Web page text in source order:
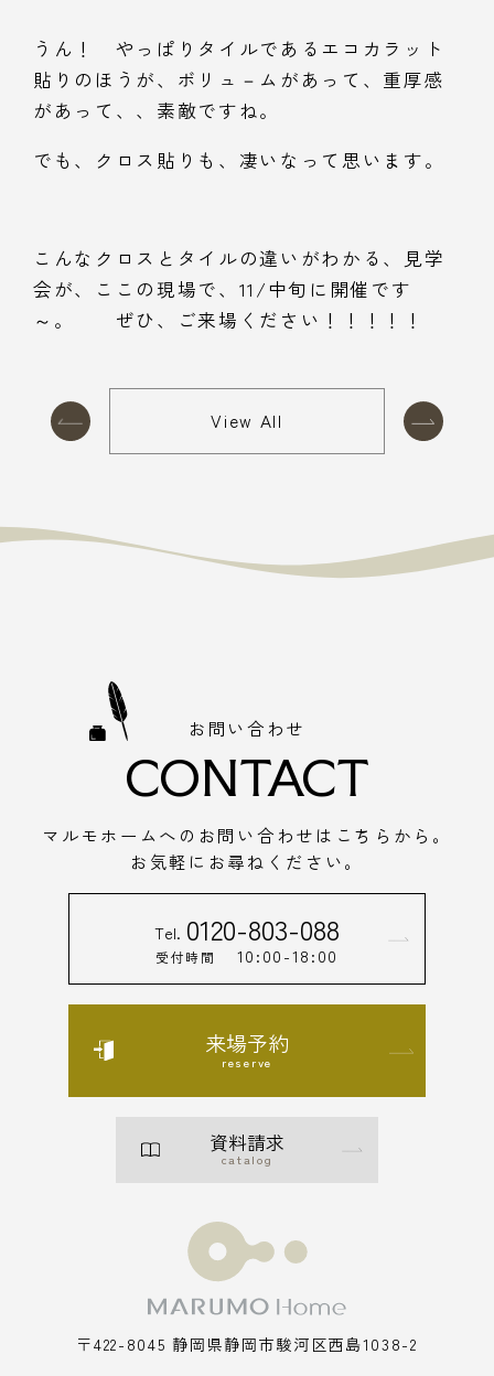
うん！ やっぱりタイルであるエコカラット
貼りのほうが、ボリュ－ムがあって、重厚感
があって、、素敵ですね。
でも、クロス貼りも、凄いなって思います。
こんなクロスとタイルの違いがわかる、見学
会が、ここの現場で、11/中旬に開催です
～。 ぜひ、ご来場ください！！！！！
View All
お問い合わせ
CONTACT
マルモホームへのお問い合わせはこちらから。
お気軽にお尋ねください。
Tel. 0120-803-088
受付時間 10:00-18:00
来場予約
reserve
資料請求
catalog
〒422-8045 静岡県静岡市駿河区西島1038-2